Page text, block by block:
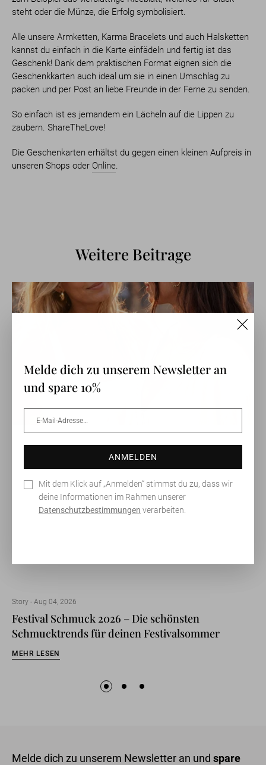
Melde dich zu unserem Newsletter an
und spare 10%
Mail-
Adresse…
ANMELDEN
Mit dem Klick auf „Anmelden“ stimmst du zu, dass wir
deine Informationen im Rahmen unserer
Datenschutzbestimmungen verarbeiten.
steht oder die Münze, die Erfolg symbolisiert.
Alle unsere Armketten, Karma Bracelets und auch Halsketten
kannst du einfach in die Karte einfädeln und fertig ist das
Geschenk! Dank dem praktischen Format eignen sich die
Geschenkkarten auch ideal um sie in einen Umschlag zu
packen und per Post an liebe Freunde in der Ferne zu senden.
So einfach ist es jemandem ein Lächeln auf die Lippen zu
zaubern. ShareTheLove!
Die Geschenkarten erhältst du gegen einen kleinen Aufpreis in
unseren Shops oder Online.
Weitere Beitrage
Story - Aug 04, 2026
Festival Schmuck 2026 – Die schönsten
Schmucktrends für deinen Festivalsommer
MEHR LESEN
Melde dich zu unserem Newsletter an und spare